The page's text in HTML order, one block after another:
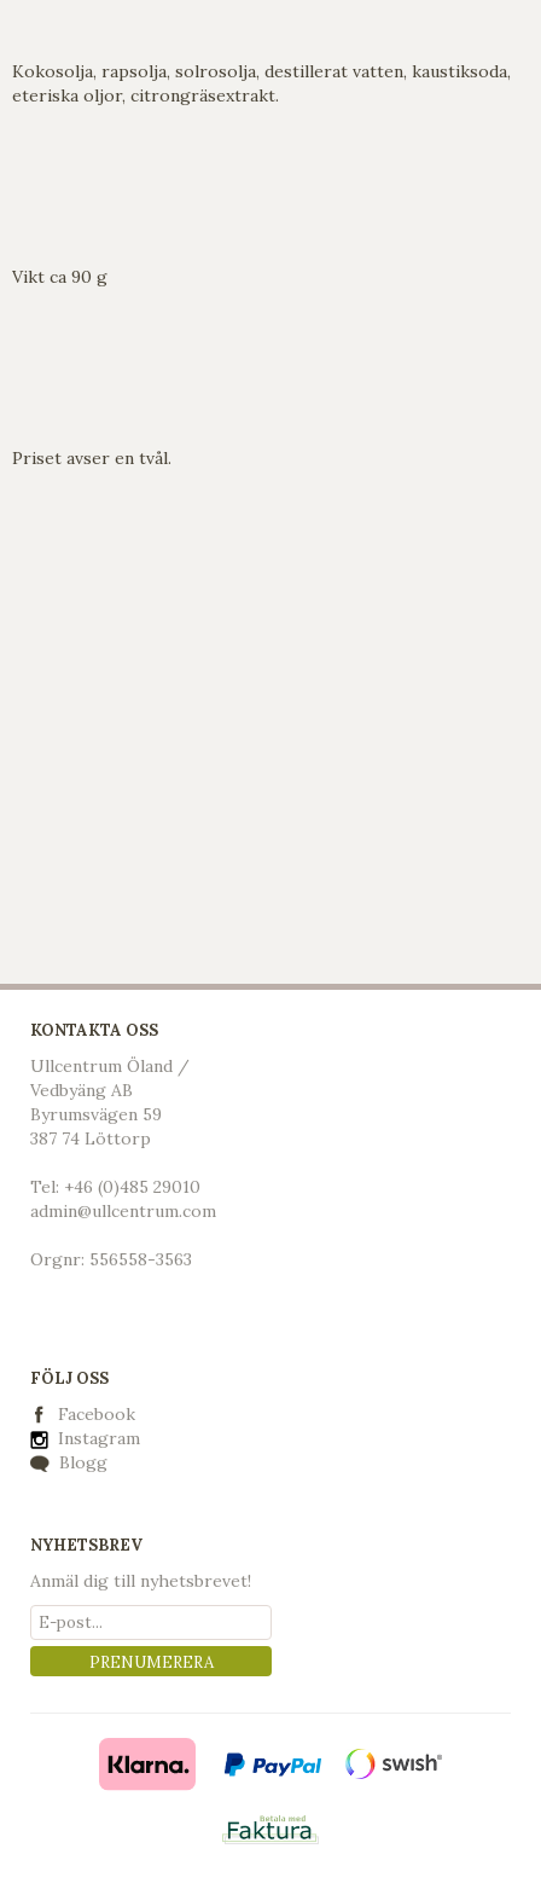
Kokosolja, rapsolja, solrosolja, destillerat vatten, kaustiksoda,
eteriska oljor, citrongräsextrakt.
Vikt ca 90 g
Priset avser en tvål.
KONTAKTA OSS
Ullcentrum Öland /
Vedbyäng AB
Byrumsvägen 59
387 74 Löttorp
Tel: +46 (0)485 29010
admin@ullcentrum.com
Orgnr: 556558-3563
FÖLJ OSS
Facebook
Instagram
Blogg
NYHETSBREV
Anmäl dig till nyhetsbrevet!
PRENUMERERA